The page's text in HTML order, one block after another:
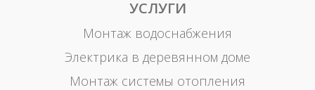
УСЛУГИ
Монтаж водоснабжения
Электрика в деревянном доме
Монтаж системы отопления